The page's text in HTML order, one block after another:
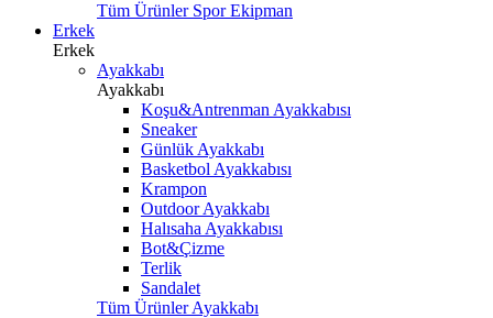
Tüm Ürünler Spor Ekipman
Erkek
Erkek
Ayakkabı
Ayakkabı
Koşu&Antrenman Ayakkabısı
Sneaker
Günlük Ayakkabı
Basketbol Ayakkabısı
Krampon
Outdoor Ayakkabı
Halısaha Ayakkabısı
Bot&Çizme
Terlik
Sandalet
Tüm Ürünler Ayakkabı